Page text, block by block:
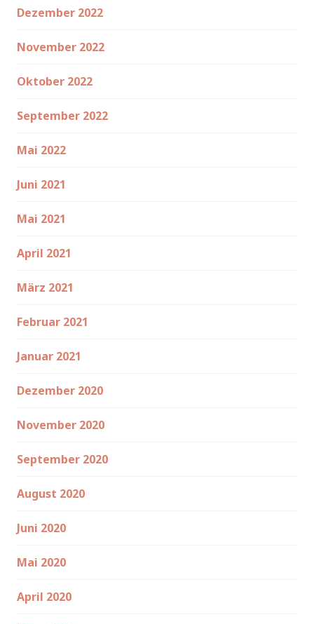
Dezember 2022
November 2022
Oktober 2022
September 2022
Mai 2022
Juni 2021
Mai 2021
April 2021
März 2021
Februar 2021
Januar 2021
Dezember 2020
November 2020
September 2020
August 2020
Juni 2020
Mai 2020
April 2020